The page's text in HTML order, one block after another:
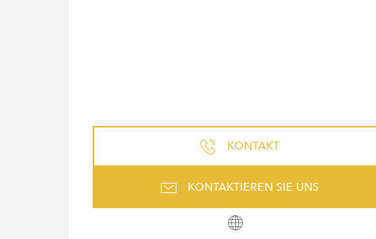
KONTAKT
KONTAKTIEREN SIE UNS